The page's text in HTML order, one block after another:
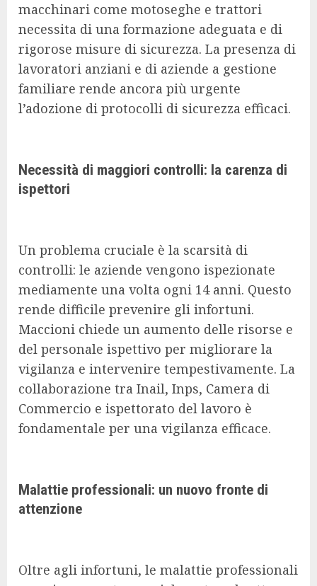
macchinari come motoseghe e trattori
necessita di una formazione adeguata e di
rigorose misure di sicurezza. La presenza di
lavoratori anziani e di aziende a gestione
familiare rende ancora più urgente
l’adozione di protocolli di sicurezza efficaci.
Necessità di maggiori controlli: la carenza di
ispettori
Un problema cruciale è la scarsità di
controlli: le aziende vengono ispezionate
mediamente una volta ogni 14 anni. Questo
rende difficile prevenire gli infortuni.
Maccioni chiede un aumento delle risorse e
del personale ispettivo per migliorare la
vigilanza e intervenire tempestivamente. La
collaborazione tra Inail, Inps, Camera di
Commercio e ispettorato del lavoro è
fondamentale per una vigilanza efficace.
Malattie professionali: un nuovo fronte di
attenzione
Oltre agli infortuni, le malattie professionali